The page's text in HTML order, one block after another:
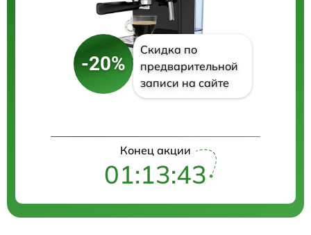
-20%
Скидка по
предварительной
записи на сайте
Конец акции
01:13:43